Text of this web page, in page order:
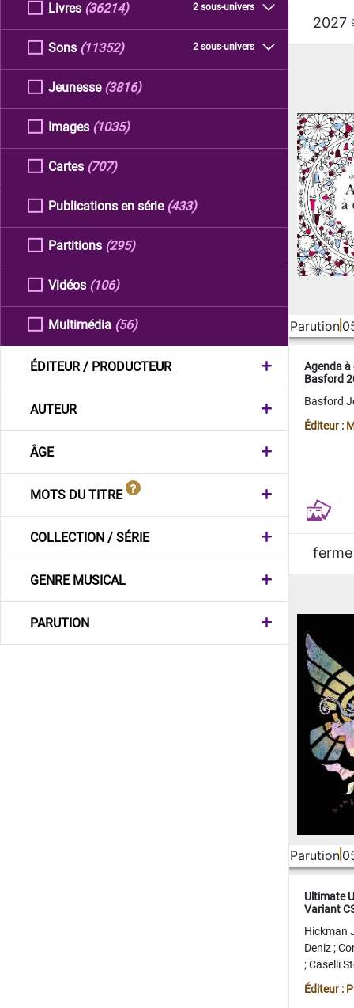
Livres 2 sous-univers
(36214)
Sons 2 sous-univers
(11352)
Jeunesse (3816)
Images (1035)
Cartes (707)
Publications en série (433)
Partitions (295)
Vidéos (106)
Multimédia (56)
ÉDITEUR / PRODUCTEUR
AUTEUR
ÂGE
MOTS DU TITRE
COLLECTION / SÉRIE
GENRE MUSICAL
PARUTION
2027
Parution
Agenda
Basford
Basford
Éditeur :
ferme
Parution
Ultimate
Variant
Hickman
Deniz;
;Caselli
Juan
Éditeur :